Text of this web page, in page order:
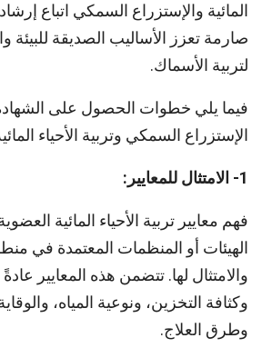
المائية والإستزراع السمكي اتباع
صارمة تعزز الأساليب الصديقة للبيئة
لتربية الأسماك.
فيما يلي خطوات الحصول على
الإستزراع السمكي وتربية الأحياء
1- الامتثال للمعايير:
فهم معايير تربية الأحياء المائية
الهيئات أو المنظمات المعتمدة في
والامتثال لها. تتضمن هذه المعايير
وكثافة التخزين، ونوعية المياه،
وطرق العلاج.